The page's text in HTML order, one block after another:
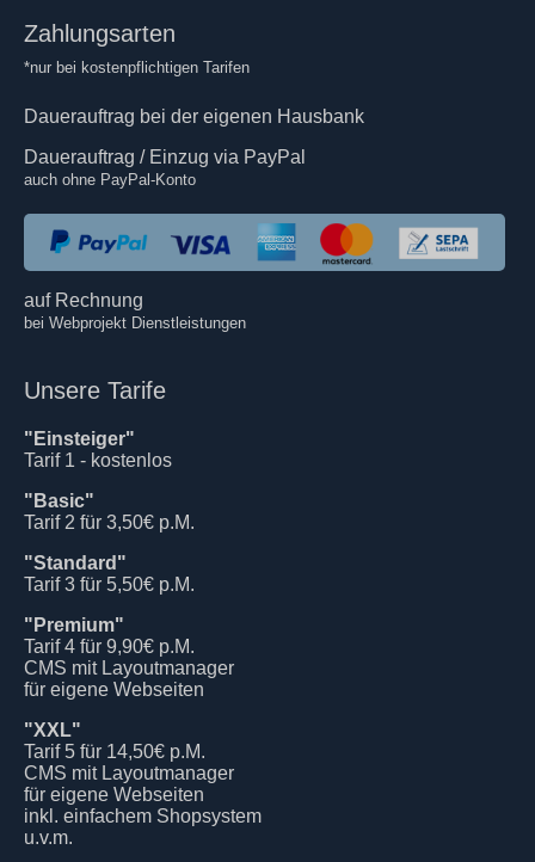
Zahlungsarten
*nur bei kostenpflichtigen Tarifen
Dauerauftrag bei der eigenen Hausbank
Dauerauftrag / Einzug via PayPal
auch ohne PayPal-Konto
auf Rechnung
bei Webprojekt Dienstleistungen
Unsere Tarife
"Einsteiger"
Tarif 1 - kostenlos
"Basic"
Tarif 2 für 3,50€ p.M.
"Standard"
Tarif 3 für 5,50€ p.M.
"Premium"
Tarif 4 für 9,90€ p.M.
CMS mit Layoutmanager
für eigene Webseiten
"XXL"
Tarif 5 für 14,50€ p.M.
CMS mit Layoutmanager
für eigene Webseiten
inkl. einfachem Shopsystem
u.v.m.